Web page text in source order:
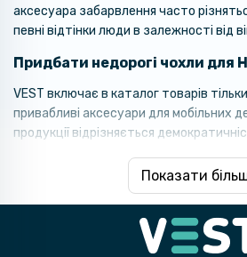
аксесуара забарвлення часто
певні відтінки люди в залежності від
Придбати недорогі чохли для
VEST включає в каталог товарів тільки
привабливі аксесуари для мобільних
продукції відрізняється
на смартфон Нокіа 3.1 і догодити
Показати